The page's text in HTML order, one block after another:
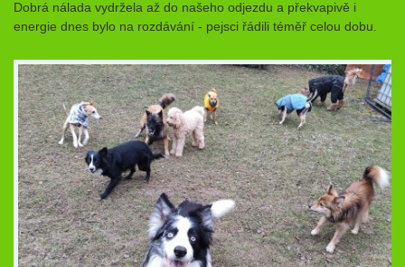
Dobrá nálada vydržela až do našeho odjezdu a překvapivě i
energie dnes bylo na rozdávání - pejsci řádili téměř celou dobu.